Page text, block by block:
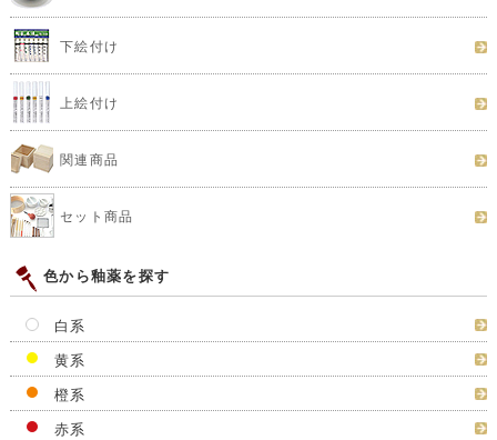
下絵付け
上絵付け
関連商品
セット商品
色から釉薬を探す
白系
黄系
橙系
赤系